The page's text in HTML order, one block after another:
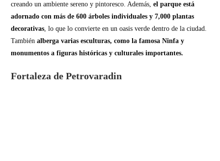
creando un ambiente sereno y pintoresco. Además,el parque está
adornado con más de 600 árboles individuales y 7,000 plantas
decorativas, lo que lo convierte en un oasis verde dentro de la ciudad.
También alberga varias esculturas, como la famosa Ninfa y
monumentos a figuras históricas y culturales importantes.
Fortaleza de Petrovaradin